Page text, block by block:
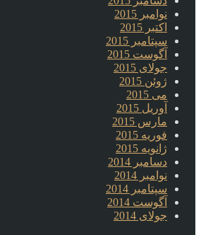
نوامبر 2015
اکتبر 2015
سپتامبر 2015
آگوست 2015
جولای 2015
ژوئن 2015
می 2015
آوریل 2015
مارس 2015
فوریه 2015
ژانویه 2015
دسامبر 2014
نوامبر 2014
سپتامبر 2014
آگوست 2014
جولای 2014